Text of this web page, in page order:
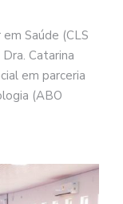
Saúde (CLS
Catarina
em parceria
(ABO